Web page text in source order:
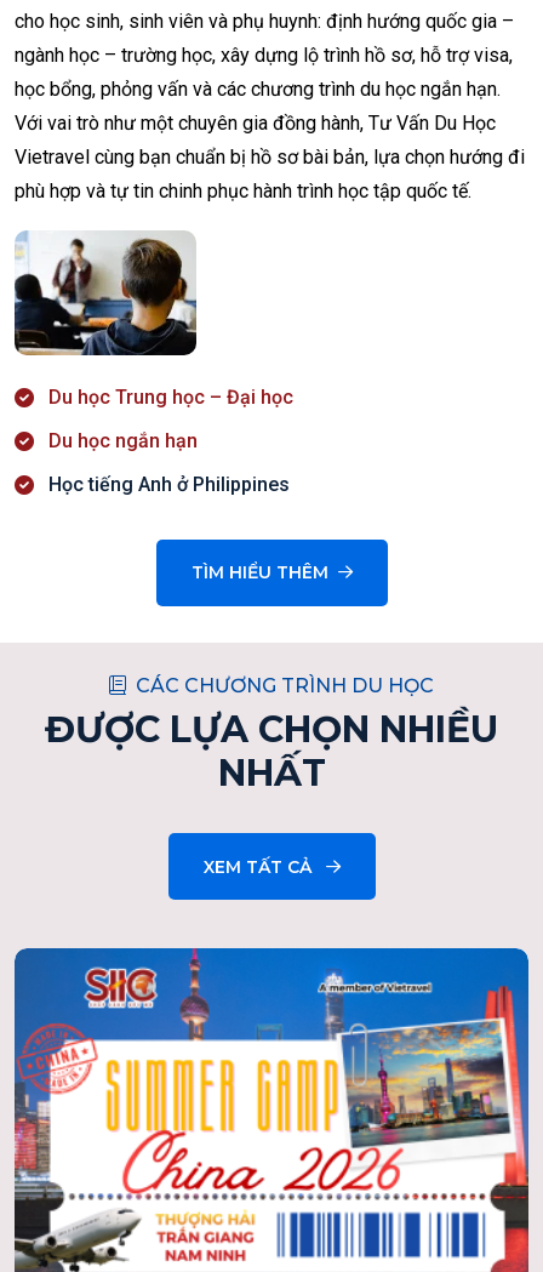
cho học sinh, sinh viên và phụ huynh: định hướng quốc gia –
ngành học – trường học, xây dựng lộ trình hồ sơ, hỗ trợ visa,
học bổng, phỏng vấn và các chương trình du học ngắn hạn.
Với vai trò như một chuyên gia đồng hành, Tư Vấn Du Học
Vietravel cùng bạn chuẩn bị hồ sơ bài bản, lựa chọn hướng đi
phù hợp và tự tin chinh phục hành trình học tập quốc tế.
Du học Trung học – Đại học
Du học ngắn hạn
Học tiếng Anh ở Philippines
TÌM HIỂU THÊM
CÁC CHƯƠNG TRÌNH DU HỌC
ĐƯỢC LỰA CHỌN NHIỀU
NHẤT
XEM TẤT CẢ